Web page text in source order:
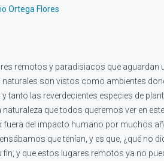
Ortega Flores
remotos y paradisiacos que
son vistos como ambientes
tanto las reverdecientes especies de
naturaleza que todos queremos ver en
fuera del impacto humano por muchos
que tenían, y es que, ¿qué no
fin, y que estos lugares remotos ya no